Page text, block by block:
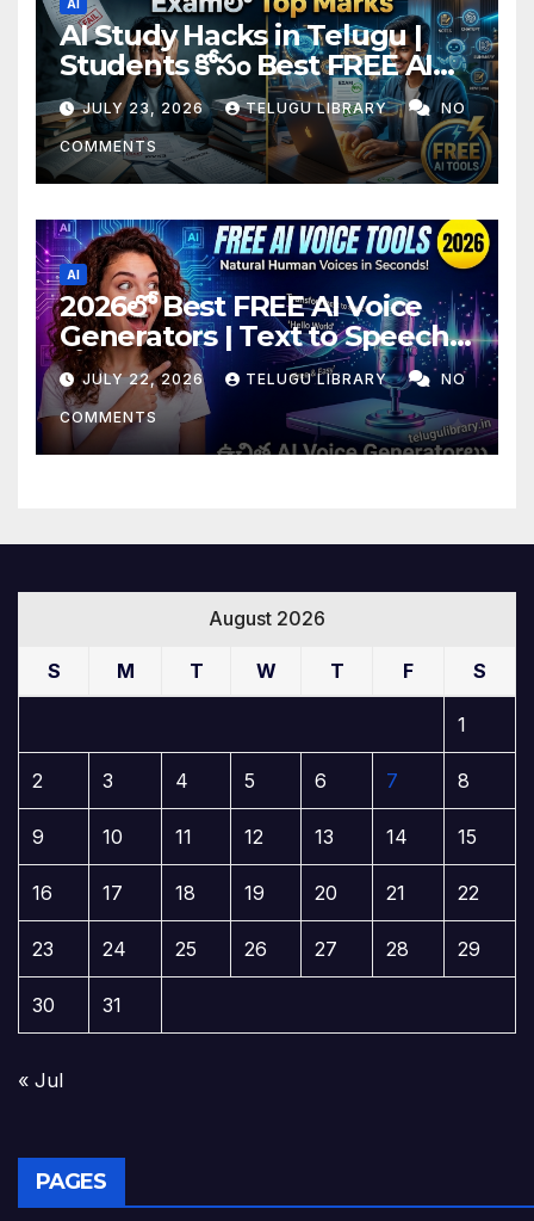
AI
AI Study Hacks in Telugu |
Students కోసం Best FREE AI
Tools & Smart Study Tips
(2026)
JULY 23, 2026 TELUGU LIBRARY NO
COMMENTS
AI
2026లో Best FREE AI Voice
Generators | Text to Speech
కోసం Top 4 AI Tools
JULY 22, 2026 TELUGU LIBRARY NO
COMMENTS
August 2026
S M T W T F S
1
2 3 4 5 6 7 8
9 10 11 12 13 14 15
16 17 18 19 20 21 22
23 24 25 26 27 28 29
30 31
« Jul
PAGES